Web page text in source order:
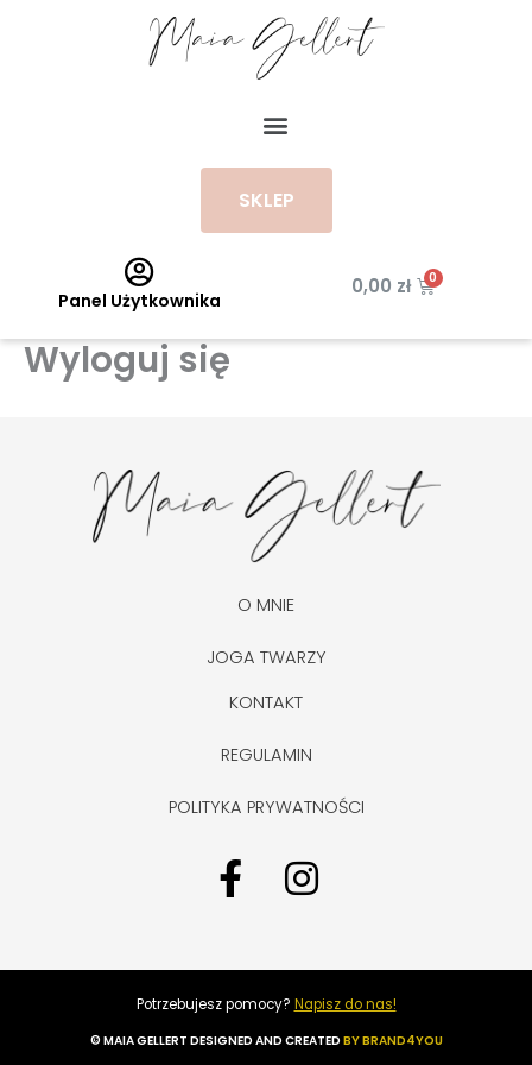
SKLEP
Panel Użytkownika
0,00 zł Wózek
Wyloguj się
O MNIE
JOGA TWARZY
KONTAKT
REGULAMIN
POLITYKA PRYWATNOŚCI
F
a
e
b
I
t
a
Potrzebujesz pomocy? Napisz do nas!
© MAIA GELLERT DESIGNED AND CREATED BY BRAND4YOU